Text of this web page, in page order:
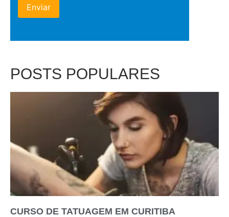
POSTS POPULARES
CURSO DE TATUAGEM EM CURITIBA